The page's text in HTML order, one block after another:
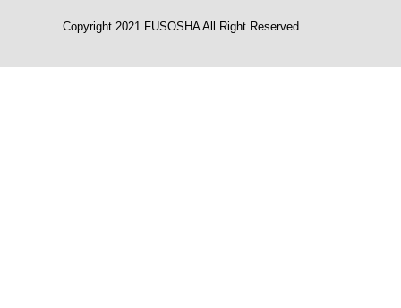
Copyright 2021 FUSOSHA All Right Reserved.